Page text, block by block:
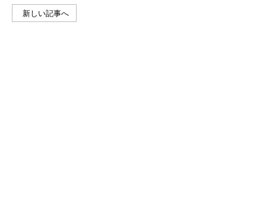
新しい記事へ